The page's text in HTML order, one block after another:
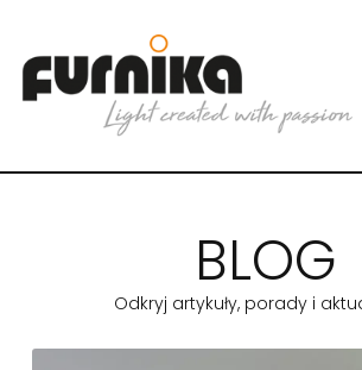
BLOG
Odkryj artykuły, porady i